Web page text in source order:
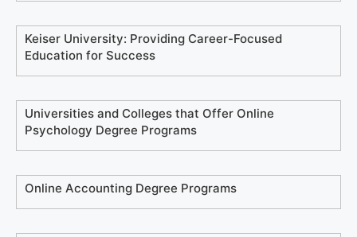
Keiser University: Providing Career-Focused
Education for Success
Universities and Colleges that Offer Online
Psychology Degree Programs
Online Accounting Degree Programs